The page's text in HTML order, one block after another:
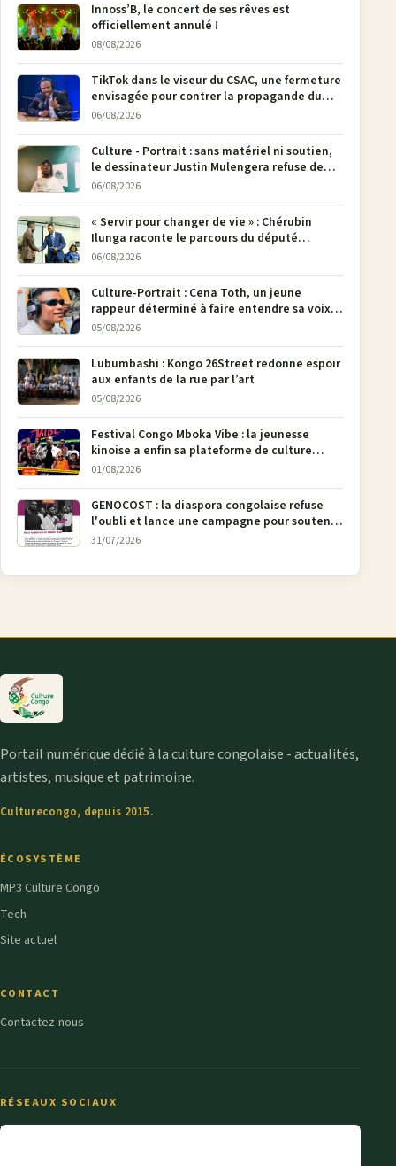
Innoss’B, le concert de ses rêves est
officiellement annulé !
08/08/2026
TikTok dans le viseur du CSAC, une fermeture
envisagée pour contrer la propagande du
M23
06/08/2026
Culture - Portrait : sans matériel ni soutien,
le dessinateur Justin Mulengera refuse de
poser son crayon
06/08/2026
« Servir pour changer de vie » : Chérubin
Ilunga raconte le parcours du député
national Jethro Muyombi Tshimbu en 137
06/08/2026
Culture-Portrait : Cena Toth, un jeune
rappeur déterminé à faire entendre sa voix à
Bunia
05/08/2026
Lubumbashi : Kongo 26Street redonne espoir
aux enfants de la rue par l’art
05/08/2026
Festival Congo Mboka Vibe : la jeunesse
kinoise a enfin sa plateforme de culture
urbaine
01/08/2026
GENOCOST : la diaspora congolaise refuse
l'oubli et lance une campagne pour soutenir
la pétition FONAREV depuis Bruxelles
31/07/2026
Portail numérique dédié à la culture congolaise - actualités,
artistes, musique et patrimoine.
Culturecongo, depuis 2015.
ÉCOSYSTÈME
MP3 Culture Congo
Tech
Site actuel
CONTACT
Contactez-nous
RÉSEAUX SOCIAUX